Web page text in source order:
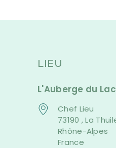
LIEU
L'Auberge du Lac
Chef Lieu
73190 , La
Rhône-Alpes
France